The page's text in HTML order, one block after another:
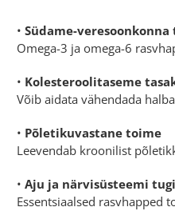
• Südame-
Omega-3 ja omega-6
• Kolesteroolitaseme
Võib aidata vähendada
• Põletikuvastane toime
Leevendab kroonilist
• Aju ja närvisüsteemi tugi
Essentsiaalsed rasvhapped